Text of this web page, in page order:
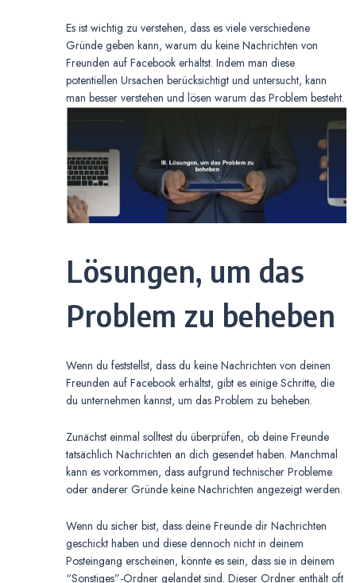
Es ist wichtig zu verstehen, dass es viele verschiedene
Gründe geben kann, warum du keine Nachrichten von
Freunden auf Facebook erhältst. Indem man diese
potentiellen Ursachen berücksichtigt und untersucht, kann
man besser verstehen und lösen warum das Problem besteht.
Lösungen, um das
Problem zu beheben
Wenn du feststellst, dass du keine Nachrichten von deinen
Freunden auf Facebook erhältst, gibt es einige Schritte, die
du unternehmen kannst, um das Problem zu beheben.
Zunächst einmal solltest du überprüfen, ob deine Freunde
tatsächlich Nachrichten an dich gesendet haben. Manchmal
kann es vorkommen, dass aufgrund technischer Probleme
oder anderer Gründe keine Nachrichten angezeigt werden.
Wenn du sicher bist, dass deine Freunde dir Nachrichten
geschickt haben und diese dennoch nicht in deinem
Posteingang erscheinen, könnte es sein, dass sie in deinem
“Sonstiges”-Ordner gelandet sind. Dieser Ordner enthält oft